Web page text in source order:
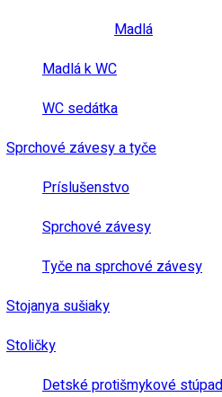
Madlá
Madlá k WC
WC sedátka
Sprchové závesy a tyče
Príslušenstvo
Sprchové závesy
Tyče na sprchové závesy
Stojanya sušiaky
Stoličky
Detské protišmykové